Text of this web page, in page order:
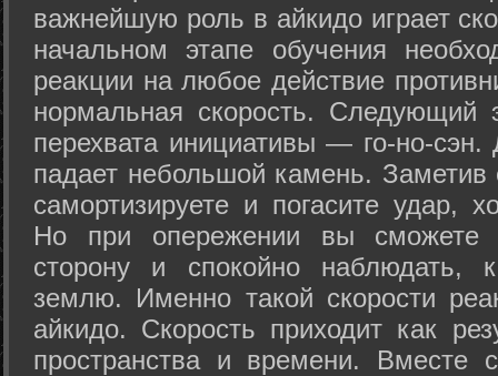
важнейшую роль в айкидо играет
начальном этапе обучения
реакции на любое действие
нормальная скорость.
перехвата инициативы — го-но-
падает небольшой камень.
самортизируете и погасите удар,
Но при опережении вы сможете
сторону и спокойно наблюдать,
землю. Именно такой скорости
айкидо. Скорость приходит как
пространства и времени. Вместе